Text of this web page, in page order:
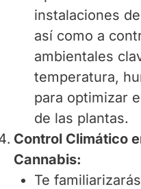
instalaciones
así como a
ambientales
temperatura,
para optimizar
de las plantas.
Control Climático
Cannabis:
Te